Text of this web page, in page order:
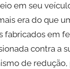
em seu
era do que
fabricados em
contra a
de